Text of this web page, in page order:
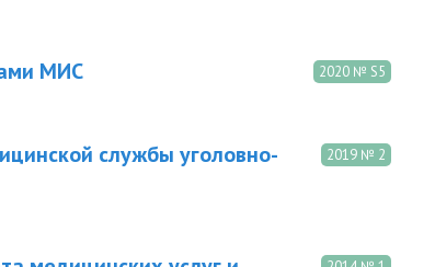
2020 № S5
МИС
2019 № 2
службы уголовно-